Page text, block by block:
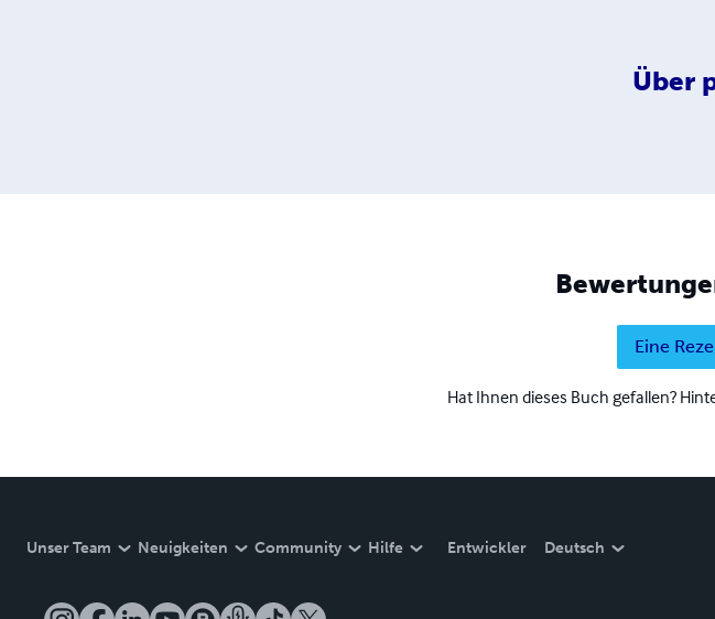
Über
Eine
Hat Ihnen dieses Buch gefallen?
Unser Team Neuigkeiten Community Hilfe Entwickler Deutsch